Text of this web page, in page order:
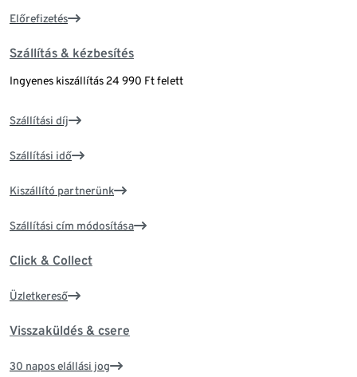
Előrefizetés
Szállítás & kézbesítés
Ingyenes kiszállítás 24 990 Ft felett
Szállítási díj
Szállítási idő
Kiszállító partnerünk
Szállítási cím módosítása
Click & Collect
Üzletkereső
Visszaküldés & csere
30 napos elállási jog